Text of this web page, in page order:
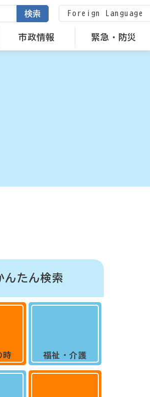
市政情報 緊急・防災
検索 Foreign Language
んたん検索
時 福祉・介護